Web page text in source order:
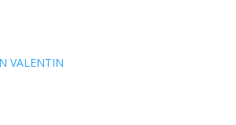
VALENTIN